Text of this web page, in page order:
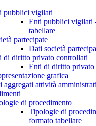
pubblici vigilati
Enti pubblici vigilati
tabellare
partecipate
Dati società
di diritto privato controllati
Enti di diritto privato
grafica
aggregati attività
di procedimento
Tipologie di
formato tabellare